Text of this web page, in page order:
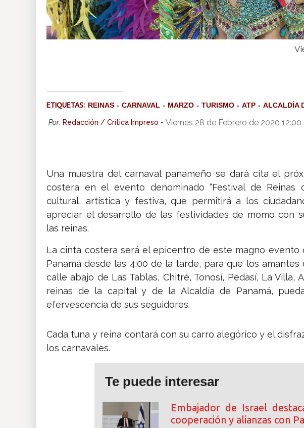
ETIQUETAS: REINAS CARNAVAL MARZO TURISMO ATP ALCALDÍA
Por: Redacción / Crítica Impreso - Viernes 28 de Febrero de 2020 12:00
Una muestra del carnaval panameño se dará cita el
costera en el evento denominado “Festival de Reinas
cultural, artística y festiva, que permitirá a los
apreciar el desarrollo de las festividades de momo con
las reinas.
La cinta costera será el epicentro de este magno evento
Panamá desde las 4:00 de la tarde, para que los
calle abajo de Las Tablas, Chitré, Tonosí, Pedasí, La Villa,
reinas de la capital y de la Alcaldía de Panamá,
efervescencia de sus seguidores.
Cada tuna y reina contará con su carro alegórico y el
los carnavales.
Te puede interesar
Embajador de Israel
cooperación y alianzas con